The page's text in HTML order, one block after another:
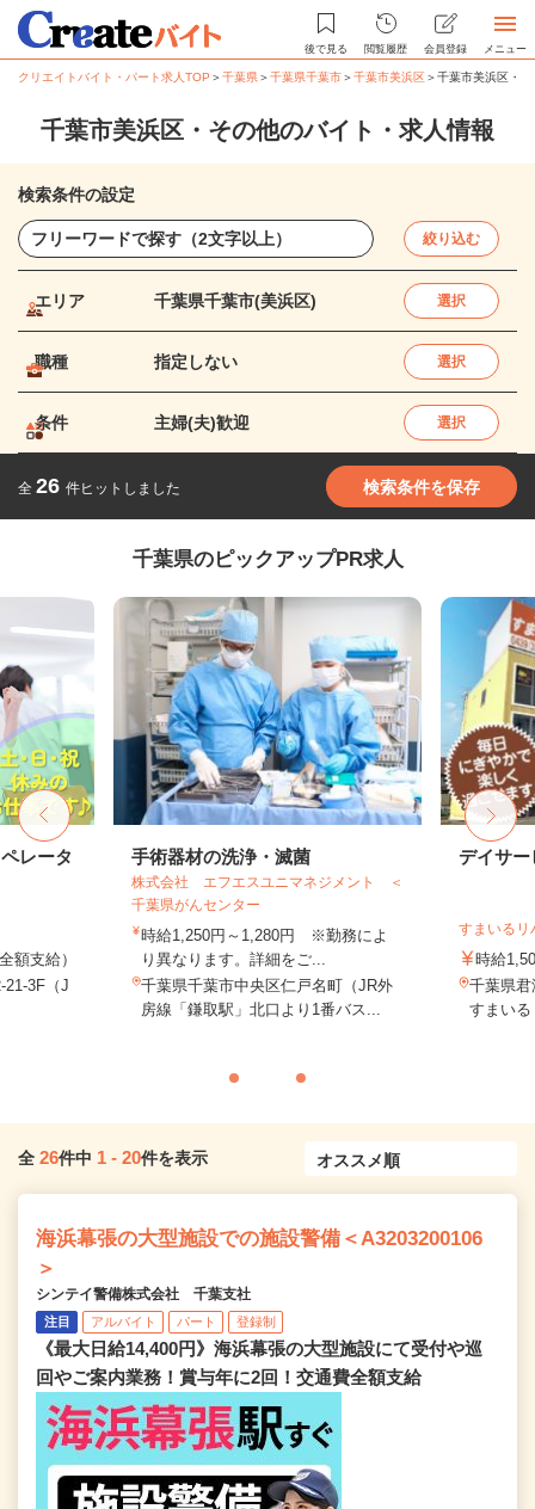
後で見る 閲覧履歴 会員登録 メニュー
クリエイトバイト・パート求人TOP ＞千葉県＞千葉県千葉市＞千葉市美浜区＞千葉市美浜区・
千葉市美浜区・その他のバイト・求人情報
検索条件の設定
絞り込む
エリア 千葉県千葉市(美浜区) 選択
職種 指定しない 選択
条件 主婦(夫)歓迎 選択
全 26 件ヒットしました 検索条件を保存
千葉県のピックアップPR求人
レータ
額支給）
21-3F（J
手術器材の洗浄・滅菌
株式会社 エフエスユニマネジメント ＜
千葉県がんセンター
時給1,250円～1,280円 ※勤務によ
り異なります。詳細をご...
千葉県千葉市中央区仁戸名町（JR外
房線「鎌取駅」北口より1番バス...
デイサー
すまいるリ
時給
千葉県
すまい
全 26件中 1 - 20件を表示
海浜幕張の大型施設での施設警備＜A3203200106
＞
シンテイ警備株式会社 千葉支社
注目 アルバイト パート 登録制
《最大日給14,400円》海浜幕張の大型施設にて受付や巡
回やご案内業務！賞与年に2回！交通費全額支給